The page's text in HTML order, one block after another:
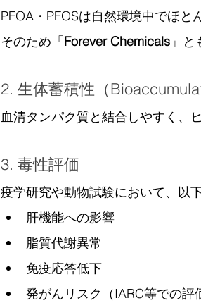
PFOA・PFOSは自然環境中でほ
そのため「Forever Chemicals 」と
2. 生体蓄積性（
血清タンパク質と結合しやすく、
3. 毒性評価
疫学研究や動物試験において、以
肝機能への影響
脂質代謝異常
免疫応答低下
発がんリスク（IARC等での評